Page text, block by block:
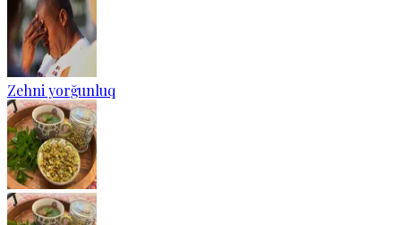
Zehni yorğunluq